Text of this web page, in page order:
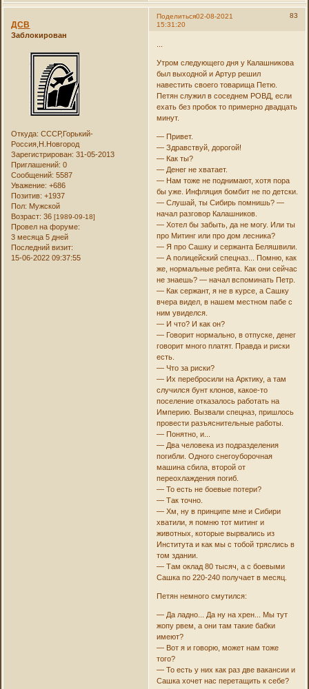
Поделиться 83
02-08-2021
15:31:20
ДСВ
Заблокирован
Откуда: СССР,Горький-
Россия,Н.Новгород
Зарегистрирован: 31-05-2013
Приглашений: 0
Сообщений: 5587
Уважение: +686
Позитив: +1937
Пол: Мужской
Возраст: 36[1989-09-18]
Провел на форуме:
3 месяца 5 дней
Последний визит:
15-06-2022 09:37:55
Утром следующего дня у Калашникова
был выходной и Артур решил
навестить своего товарища Петю.
Петян служил в соседнем РОВД, если
ехать без пробок то примерно двадцать
минут.
— Привет.
— Здравствуй, дорогой!
— Как ты?
— Денег не хватает.
— Нам тоже не поднимают, хотя пора
бы уже. Инфляция бомбит не по детски.
— Слушай, ты Сибирь помнишь? —
начал разговор Калашников.
— Хотел бы забыть, да не могу. Или ты
про Митинг или про дом лесника?
— Я про Сашку и сержанта Беляшвили.
— А полицейский спецназ... Помню, как
же, нормальные ребята. Как они сейчас
не знаешь? — начал вспоминать Петр.
— Как сержант, я не в курсе, а Сашку
вчера видел, в нашем местном пабе с
ним увиделся.
— И что? И как он?
— Говорит нормально, в отпуске, денег
говорит много платят. Правда и риски
есть.
— Что за риски?
— Их перебросили на Арктику, а там
случился бунт клонов, какое-то
поселение отказалось работать на
Империю. Вызвали спецназ, пришлось
провести разъяснительные работы.
— Понятно, и...
— Два человека из подразделения
погибли. Одного снегоуборочная
машина сбила, второй от
переохлаждения погиб.
— То есть не боевые потери?
— Так точно.
— Хм, ну в принципе мне и Сибири
хватили, я помню тот митинг и
животных, которые вырвались из
Института и как мы с тобой тряслись в
том здании.
— Там оклад 80 тысяч, а с боевыми
Сашка по 220-240 получает в месяц.
Петян немного смутился:
— Да ладно... Да ну на хрен... Мы тут
жопу рвем, а они там такие бабки
имеют?
— Вот я и говорю, может нам тоже
того?
— То есть у них как раз две вакансии и
Сашка хочет нас перетащить к себе?